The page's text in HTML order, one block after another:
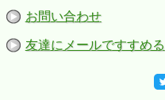
お問い合わせ
友達にメールですすめる